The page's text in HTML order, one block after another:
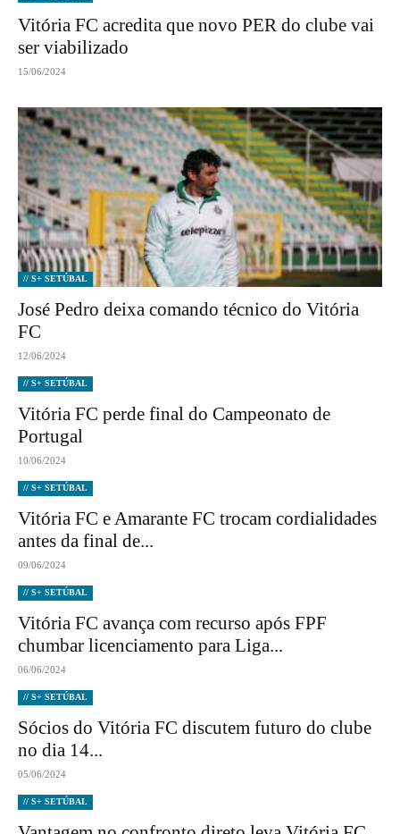
Vitória FC acredita que novo PER do clube vai
ser viabilizado
15/06/2024
// S+ SETÚBAL
José Pedro deixa comando técnico do Vitória
FC
12/06/2024
// S+ SETÚBAL
Vitória FC perde final do Campeonato de
Portugal
10/06/2024
// S+ SETÚBAL
Vitória FC e Amarante FC trocam cordialidades
antes da final de...
09/06/2024
// S+ SETÚBAL
Vitória FC avança com recurso após FPF
chumbar licenciamento para Liga...
06/06/2024
// S+ SETÚBAL
Sócios do Vitória FC discutem futuro do clube
no dia 14...
05/06/2024
// S+ SETÚBAL